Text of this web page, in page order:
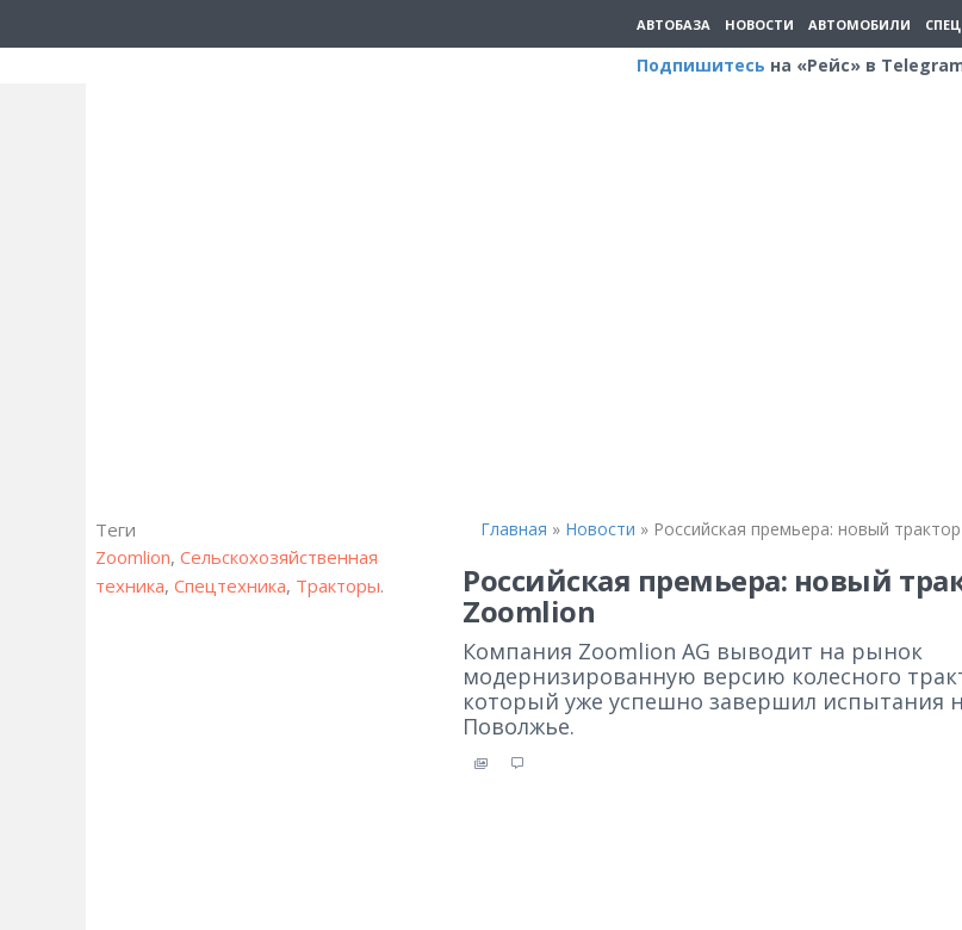
АВТОБАЗА НОВОСТИ АВТОМОБИЛИ
Подпишитесь на «Рейс» в
Теги
Zoomlion, Сельскохозяйственная
техника, Спецтехника, Тракторы.
Главная » Новости » Российская премьера: новый
Российская премьера: новый
Zoomlion
Компания Zoomlion AG выводит на рынок
модернизированную версию колесного
который уже успешно завершил испытания
Поволжье.